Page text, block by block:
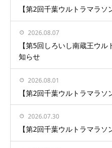
【第2回千葉ウルトラマラソ
2026.08.07
【第5回しろいし南蔵王ウ
知らせ
2026.08.01
【第2回千葉ウルトラマラソ
2026.07.30
【第2回千葉ウルトラマラ